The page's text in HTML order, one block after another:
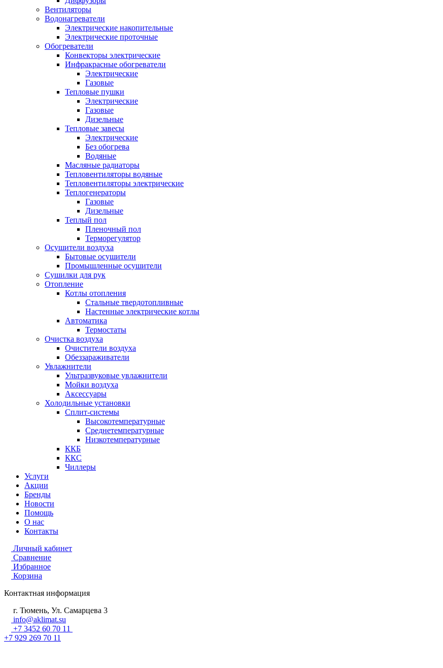
Вентиляторы
Водонагреватели
Электрические накопительные
Электрические проточные
Обогреватели
Конвекторы электрические
Инфракрасные обогреватели
Электрические
Газовые
Тепловые пушки
Электрические
Газовые
Дизельные
Тепловые завесы
Электрические
Без обогрева
Водяные
Масляные радиаторы
Тепловентиляторы водяные
Тепловентиляторы электрические
Теплогенераторы
Газовые
Дизельные
Теплый пол
Пленочный пол
Терморегулятор
Осушители воздуха
Бытовые осушители
Промышленные осушители
Сушилки для рук
Отопление
Котлы отопления
Стальные твердотопливные
Настенные электрические котлы
Автоматика
Термостаты
Очистка воздуха
Очистители воздуха
Обеззараживатели
Увлажнители
Ультразвуковые увлажнители
Мойки воздуха
Аксессуары
Холодильные установки
Сплит-системы
Высокотемпературные
Среднетемпературные
Низкотемпературные
ККБ
ККС
Чиллеры
Услуги
Акции
Бренды
Новости
Помощь
О нас
Контакты
Личный кабинет
Сравнение
Избранное
Корзина
Контактная информация
г. Тюмень, Ул. Самарцева 3
info@aklimat.su
+7 3452 60 70 11
+7 929 269 70 11